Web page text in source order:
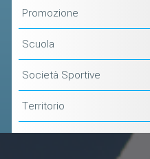
Promozione
Scuola
Società Sportive
Territorio